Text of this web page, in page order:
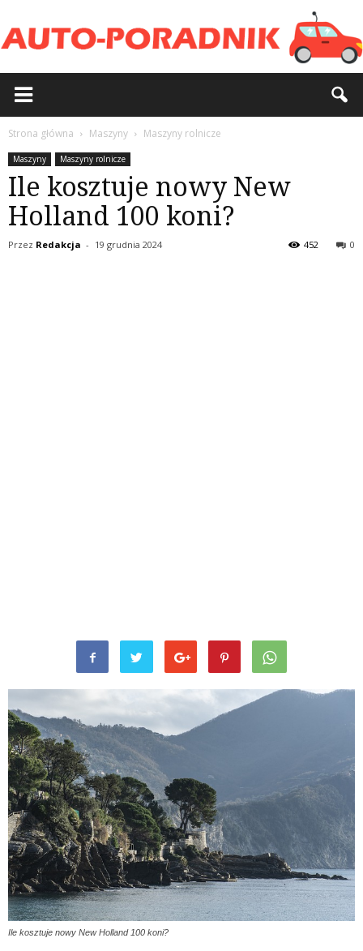
Strona główna Maszyny Maszyny rolnicze
Maszyny Maszyny rolnicze
Ile kosztuje nowy New
Holland 100 koni?
Przez Redakcja - 19 grudnia 2024 0
452
Ile kosztuje nowy New Holland 100 koni?